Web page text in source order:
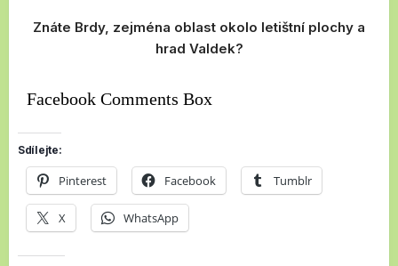
Znáte Brdy, zejména oblast okolo letištní plochy a
hrad Valdek?
Facebook Comments Box
Sdílejte:
Pinterest Facebook Tumblr
X WhatsApp